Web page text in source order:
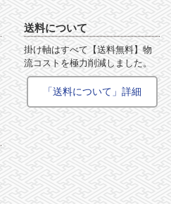
送料について
掛け軸はすべて【送料無料】物
流コストを極力削減しました。
「送料について」詳細